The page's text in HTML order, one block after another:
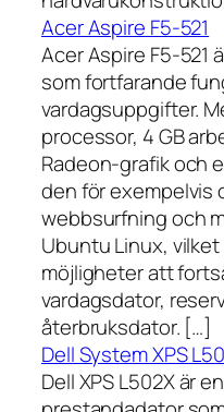
Acer Aspire F5-521
Acer Aspire F5-521
som fortfarande
vardagsuppgifter.
processor, 4 GB
Radeon-grafik och
den för exempelvis
webbsurfning och
Ubuntu Linux,
möjligheter att
vardagsdator,
återbruksdator. […]
Dell System XPS
Dell XPS L502X är